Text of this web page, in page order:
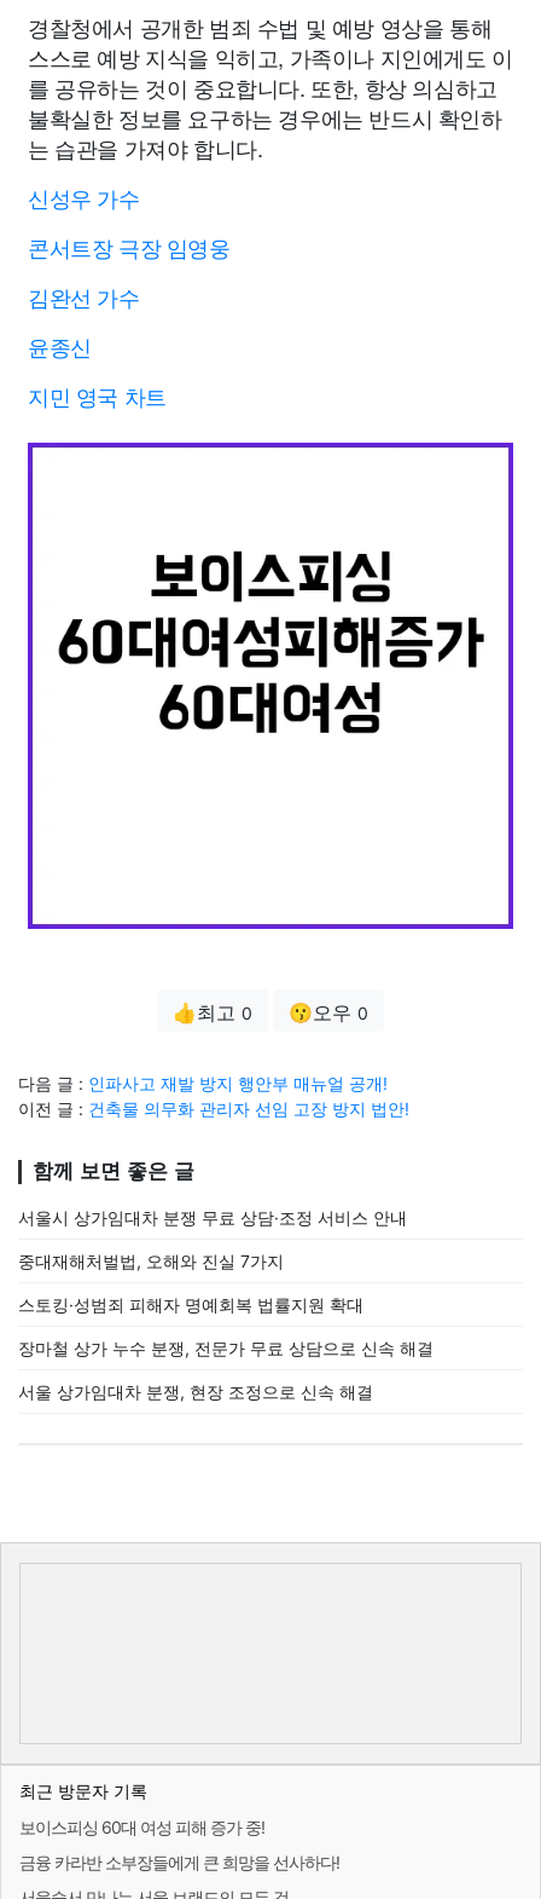
경찰청에서 공개한 범죄 수법 및 예방 영상을 통해
스스로 예방 지식을 익히고, 가족이나 지인에게도 이
를 공유하는 것이 중요합니다. 또한, 항상 의심하고
불확실한 정보를 요구하는 경우에는 반드시 확인하
는 습관을 가져야 합니다.
신성우 가수
콘서트장 극장 임영웅
김완선 가수
윤종신
지민 영국 차트
👍최고 0 😗오우 0
다음 글 : 인파사고 재발 방지 행안부 매뉴얼 공개!
이전 글 : 건축물 의무화 관리자 선임 고장 방지 법안!
함께 보면 좋은 글
서울시 상가임대차 분쟁 무료 상담·조정 서비스 안내
중대재해처벌법, 오해와 진실 7가지
스토킹·성범죄 피해자 명예회복 법률지원 확대
장마철 상가 누수 분쟁, 전문가 무료 상담으로 신속 해결
서울 상가임대차 분쟁, 현장 조정으로 신속 해결
최근 방문자 기록
보이스피싱 60대 여성 피해 증가 중!
금융 카라반 소부장들에게 큰 희망을 선사하다!